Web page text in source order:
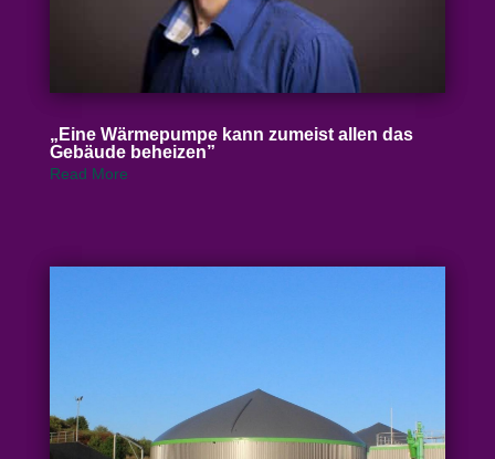
„ Eine Wärme­pumpe kann zumeist allen das
Gebäude beheizen”
Read More